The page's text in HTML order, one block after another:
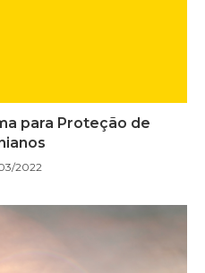
para Proteção de
2022